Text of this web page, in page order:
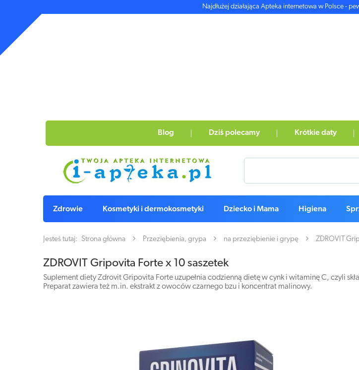
Najdłużej działająca Apteka internetowa w Polsce -
Blog Dziś polecamy Krótkie daty
Zdrowie Kosmetyki i dermokosmetyki Dziecko i Mama Higiena
Jesteś tutaj: Strona główna Przeziębienia, grypa na przeziębienie i grypę ZDROVIT
ZDROVIT Gripovita Forte x 10 saszetek
Suplement diety Zdrovit Gripovita Forte uzupełnia codzienną dietę w cynk i witaminę C, czyli
Preparat zawiera też m.in. ekstrakt z owoców czarnego bzu i koncentrat malinowy.